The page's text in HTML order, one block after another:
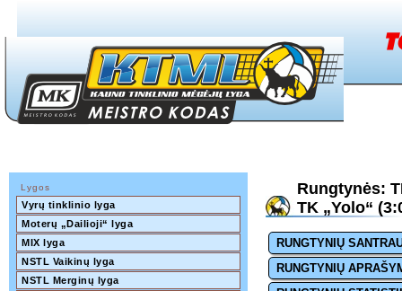
Lygos
Vyrų tinklinio lyga
Moterų „Dailioji“ lyga
MIX lyga
NSTL Vaikinų lyga
NSTL Merginų lyga
Rungtynės:
TK „Yolo“
RUNGTYNIŲ
RUNGTYNIŲ